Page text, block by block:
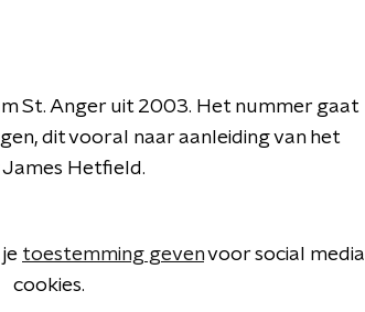
St. Anger uit 2003. Het nummer gaat
dit vooral naar aanleiding van het
Hetfield.
toestemming gevenvoor social media
cookies.